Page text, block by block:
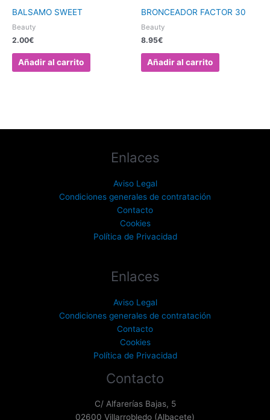
BALSAMO SWEET
Beauty
2.00€
Añadir al carrito
BRONCEADOR FACTOR 30
Beauty
8.95€
Añadir al carrito
Enlaces
Aviso Legal
Condiciones generales de contratación
Contacto
Cookies
Política de Privacidad
Enlaces
Aviso Legal
Condiciones generales de contratación
Contacto
Cookies
Política de Privacidad
Contacto
C/ Alfarerías Bajas, 5
02600 Villarrobledo (Albacete)